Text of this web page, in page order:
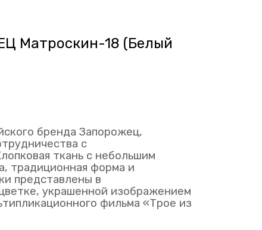
Матроскин-18 (Белый
бренда Запорожец,
с
ткань с небольшим
традиционная форма и
представлены в
украшенной изображением
фильма «Трое из